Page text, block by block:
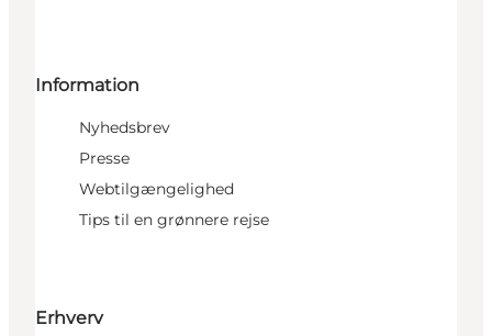
Information
Nyhedsbrev
Presse
Webtilgængelighed
Tips til en grønnere rejse
Erhverv